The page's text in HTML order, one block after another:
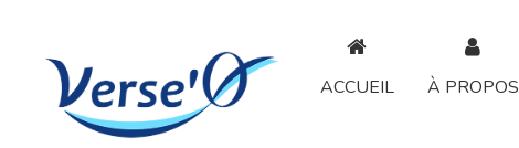
ACCUEIL À PROPOS